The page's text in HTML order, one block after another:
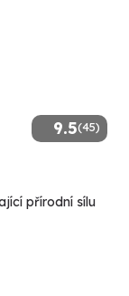
9.5(45)
přírodní sílu